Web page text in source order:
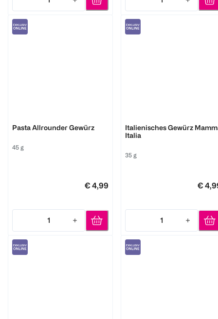
Quantity: 1 Quantity: 1
Pasta Allrounder Gewürz
45 g
€ 4,99
1
Quantity: 1
Italienisches Gewürz
Italia
35 g
€
1
Quantity: 1